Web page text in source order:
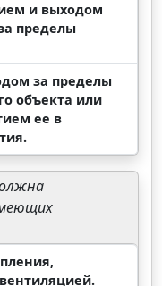
и выходом
пределы
за пределы
объекта или
ее в